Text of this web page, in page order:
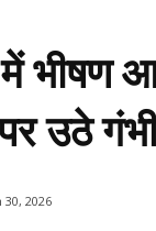
भीषण
उठे
30, 2026